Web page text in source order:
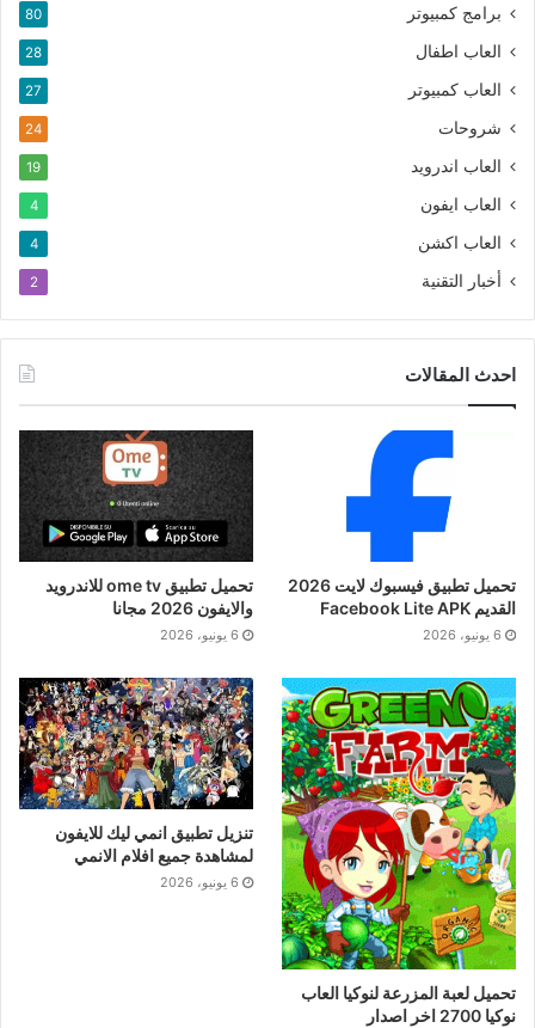
برامج كمبيوتر 80
العاب اطفال 28
العاب كمبيوتر 27
شروحات 24
العاب اندرويد 19
العاب ايفون 4
العاب اكشن 4
أخبار التقنية 2
احدث المقالات
تحميل تطبيق فيسبوك لايت 2026
القديم Facebook Lite APK
6 يونيو، 2026
تحميل تطبيق ome tv للاندرويد
والايفون 2026 مجانا
6 يونيو، 2026
تحميل لعبة المزرعة لنوكيا العاب
نوكيا 2700 اخر اصدار
تنزيل تطبيق انمي ليك للايفون
لمشاهدة جميع افلام الانمي
6 يونيو، 2026